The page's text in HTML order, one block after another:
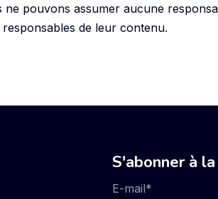
pouvons assumer aucune
de leur contenu.
S'abonner à
E-mail*